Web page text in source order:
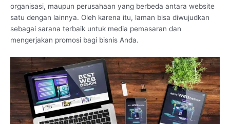
organisasi, maupun perusahaan yang berbeda antara website
satu dengan lainnya. Oleh karena itu, laman bisa diwujudkan
sebagai sarana terbaik untuk media pemasaran dan
mengerjakan promosi bagi bisnis Anda.